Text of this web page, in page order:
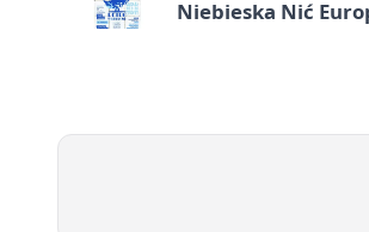
Niebieska Nić